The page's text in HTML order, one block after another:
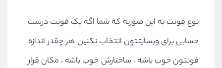
نوع فونت به این صورته که شما اگه یک فونت درست
حسابی برای وبسایتتون انتخاب نکنین هر چقدر اندازه
فونتون خوب باشه ، ساختارش خوب باشه ، مکان قرار